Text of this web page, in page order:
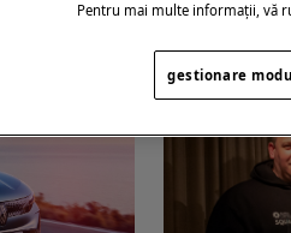
Pentru mai multe informații, vă
gestionare